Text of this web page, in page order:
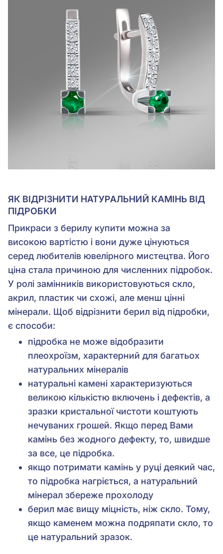
ЯК ВІДРІЗНИТИ НАТУРАЛЬНИЙ КАМІНЬ ВІД
ПІДРОБКИ
Прикраси з берилу купити можна за
високою вартістю і вони дуже цінуються
серед любителів ювелірного мистецтва. Його
ціна стала причиною для численних підробок.
У ролі замінників використовуються скло,
акрил, пластик чи схожі, але менш цінні
мінерали. Щоб відрізнити берил від підробки,
є способи:
підробка не може відобразити
плеохроїзм, характерний для багатьох
натуральних мінералів
натуральні камені характеризуються
великою кількістю включень і дефектів, а
зразки кристальної чистоти коштують
нечуваних грошей. Якщо перед Вами
камінь без жодного дефекту, то, швидше
за все, це підробка.
якщо потримати камінь у руці деякий час,
то підробка нагріється, а натуральний
мінерал збереже прохолоду
берил має вищу міцність, ніж скло. Тому,
якщо каменем можна подряпати скло, то
це натуральний зразок.